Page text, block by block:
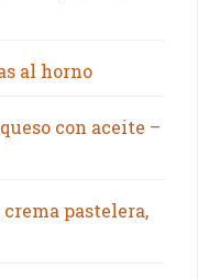
al horno
con aceite –
crema pastelera,